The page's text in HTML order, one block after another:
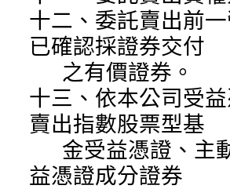
十二、委託賣出前
已確認採證券交付
十三、依本公司受
賣出指數股票型基
益憑證成分證券